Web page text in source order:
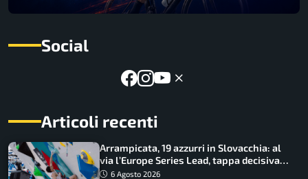
Social
Articoli recenti
Arrampicata, 19 azzurri in Slovacchia: al
via l’Europe Series Lead, tappa decisiva
per la Speed
6 Agosto 2026